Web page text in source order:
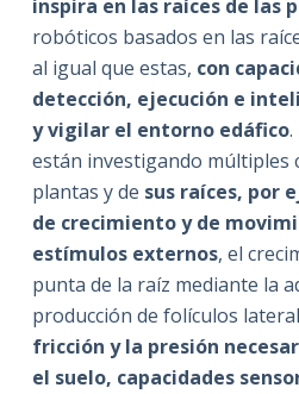
inspira en las raíces de las
robóticos basados en las
al igual que estas, con
detección, ejecución e
y vigilar el entorno edáfico.
están investigando múltiples
plantas y de sus raíces, por
de crecimiento y de
estímulos externos, el
punta de la raíz mediante la
producción de folículos
fricción y la presión
el suelo, capacidades